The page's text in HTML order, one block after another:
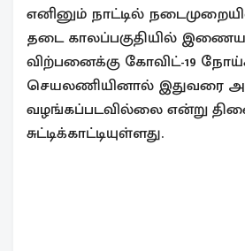
எனினும் நாட்டில்
தடை காலப்பகுதியில்
விற்பனைக்கு கோவிட்-19
செயலணியினால் இதுவரை
வழங்கப்படவில்லை என்று
சுட்டிக்காட்டியுள்ளது.